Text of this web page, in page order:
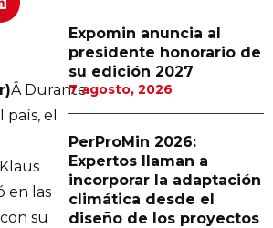
Â Durante
el
en las
su
Expomin anuncia al
presidente honorario de
su edición 2027
7 agosto, 2026
PerProMin 2026:
Expertos llaman a
incorporar la adaptación
climática desde el
diseño de los proyectos